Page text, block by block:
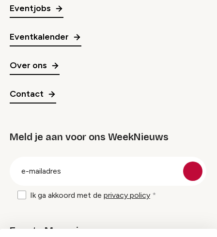
Eventjobs
Eventkalender
Over ons
Contact
Meld je aan voor ons WeekNieuws
Ik ga akkoord met de privacy policy
Events Magazine